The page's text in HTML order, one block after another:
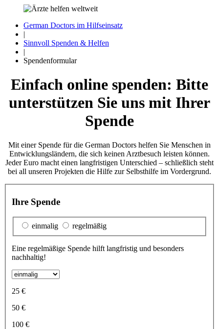
German Doctors im Hilfseinsatz
|
Sinnvoll Spenden & Helfen
|
Spendenformular
Einfach online spenden: Bitte
unterstützen Sie uns mit Ihrer
Spende
Mit einer Spende für die German Doctors helfen Sie Menschen in
Ent­wicklungs­ländern, die sich keinen Arztbesuch leisten können.
Jeder Euro macht einen lang­fristigen Unterschied – schließlich steht
bei all unseren Projekten die Hilfe zur Selbst­hilfe im Vorder­grund.
Ihre Spende
einmalig regelmäßig
Eine regelmäßige Spende hilft langfristig und besonders
nachhaltig!
25 €
50 €
100 €